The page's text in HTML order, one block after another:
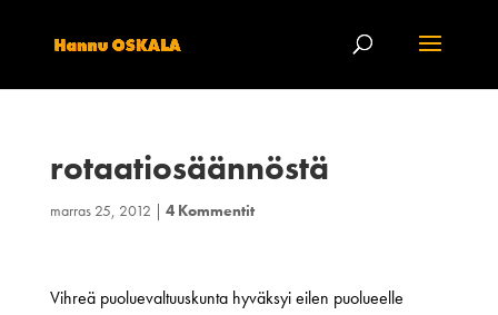
rotaatiosäännöstä
marras 25, 2012 | 4 Kommentit
Vihreä puoluevaltuuskunta hyväksyi eilen puolueelle